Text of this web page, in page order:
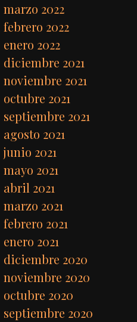
marzo 2022
febrero 2022
enero 2022
diciembre 2021
noviembre 2021
octubre 2021
septiembre 2021
agosto 2021
junio 2021
mayo 2021
abril 2021
marzo 2021
febrero 2021
enero 2021
diciembre 2020
noviembre 2020
octubre 2020
septiembre 2020